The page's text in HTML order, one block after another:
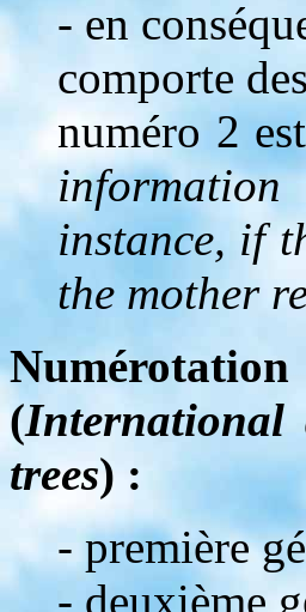
- en
comporte
numéro 2
instance, if
the mother
(International
trees) :
- première
- deuxième